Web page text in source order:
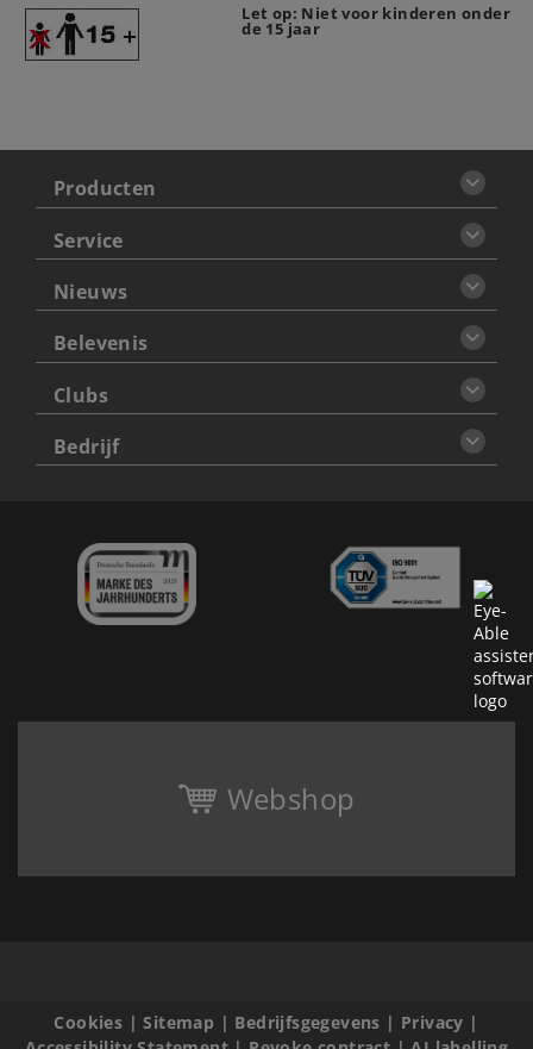
Let op: Niet voor kinderen onder
de 15 jaar
Producten
Service
Nieuws
Belevenis
Clubs
Bedrijf
Webshop
Cookies |Sitemap | Bedrijfsgegevens | Privacy |